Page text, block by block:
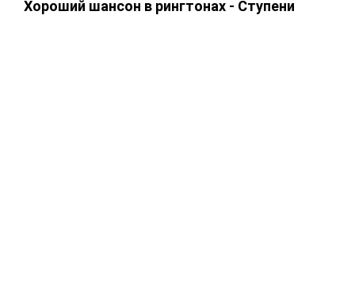
Хороший шансон в рингтонах - Ступени